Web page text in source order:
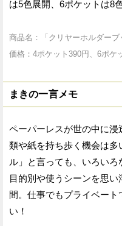
は5色展開、6ポケットは8色
商品名：「クリヤーホルダーブ
価格：4ポケット390円、6ポケ
まきの一言メモ
ペーパーレスが世の中に
類や紙を持ち歩く機会は多
ル」と言っても、いろいろ
目的別や使うシーンを思
間。仕事でもプライベー
い！